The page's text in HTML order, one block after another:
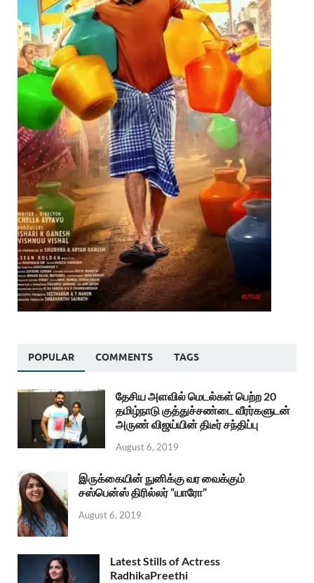
POPULAR COMMENTS TAGS
தேசிய அளவில் மெடல்கள் பெற்ற 20
தமிழ்நாடு குத்துச்சண்டை வீரர்களுடன்
அருண் விஜய்யின் திடீர் சந்திப்பு
August 6, 2019
இருக்கையின் நுனிக்கு வர வைக்கும்
சஸ்பென்ஸ் திரில்லர் “யாரோ”
August 6, 2019
Latest Stills of Actress
RadhikaPreethi